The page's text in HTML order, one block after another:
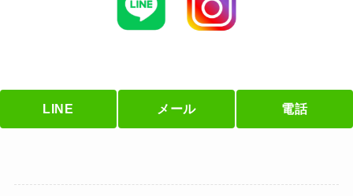
LINE メール 電話